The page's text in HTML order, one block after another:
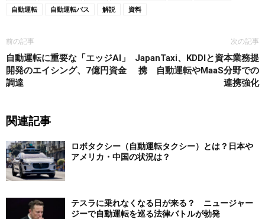
自動運転
自動運転バス 解説 資料
前の記事
自動運転に重要な「エッジAI」
開発のエイシング、7億円資金
調達
次の記事
JapanTaxi、KDDIと資本業務提
携 自動運転やMaaS分野での
連携強化
関連記事
ロボタクシー（自動運転タクシー）とは？日本や
アメリカ・中国の状況は？
テスラに乗れなくなる日が来る？ ニュージャー
ジーで自動運転を巡る法律バトルが勃発